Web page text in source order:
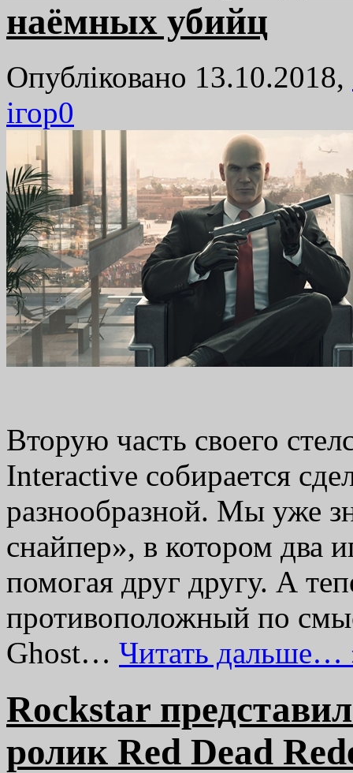
наёмных убийц
Опубліковано 13.10.2018,
ігор0
Вторую часть своего
Interactive собирается
разнообразной. Мы уже
снайпер», в котором два
помогая друг другу. А
противоположный по
Ghost… Читать дальше…
Rockstar
ролик Red Dead